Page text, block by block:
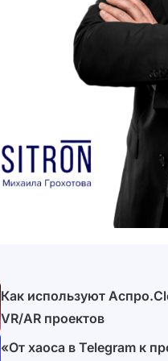
Как используют
VR/AR проектов
«От хаоса в Telegram к